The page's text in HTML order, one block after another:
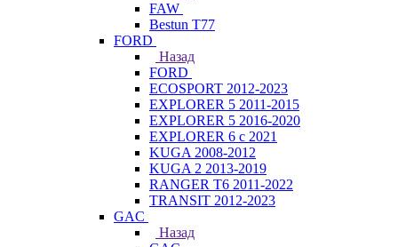
FAW
Bestun T77
FORD
Назад
FORD
ECOSPORT 2012-2023
EXPLORER 5 2011-2015
EXPLORER 5 2016-2020
EXPLORER 6 с 2021
KUGA 2008-2012
KUGA 2 2013-2019
RANGER T6 2011-2022
TRANSIT 2012-2023
GAC
Назад